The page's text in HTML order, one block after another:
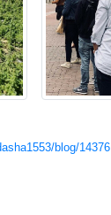
blog/14376